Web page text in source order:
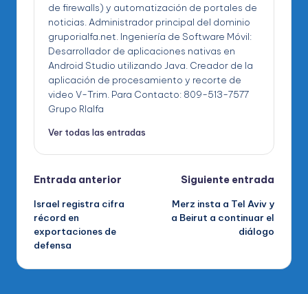
de firewalls) y automatización de portales de
noticias. Administrador principal del dominio
gruporialfa.net. Ingeniería de Software Móvil:
Desarrollador de aplicaciones nativas en
Android Studio utilizando Java. Creador de la
aplicación de procesamiento y recorte de
video V-Trim. Para Contacto: 809-513-7577
Grupo RIalfa
Ver todas las entradas
Navegación
de
entradas
Entrada anterior
Israel registra cifra
récord en
exportaciones de
defensa
Siguiente entrada
Merz insta a Tel Aviv y
a Beirut a continuar el
diálogo